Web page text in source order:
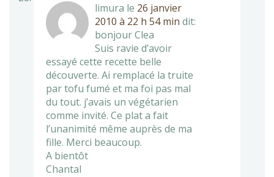
limura le 26 janvier
2010 à 22 h 54 min dit:
bonjour Clea
Suis ravie d’avoir
essayé cette recette belle
découverte. Ai remplacé la truite
par tofu fumé et ma foi pas mal
du tout. j’avais un végétarien
comme invité. Ce plat a fait
l’unanimité même auprès de ma
fille. Merci beaucoup.
A bientôt
Chantal